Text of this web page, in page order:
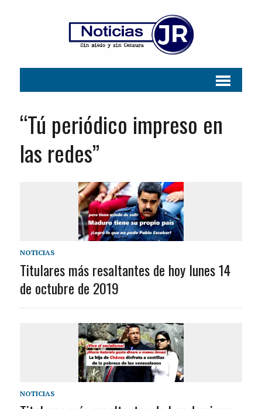
“Tú periódico impreso en
las redes”
NOTICIAS
Titulares más resaltantes de hoy lunes 14
de octubre de 2019
NOTICIAS